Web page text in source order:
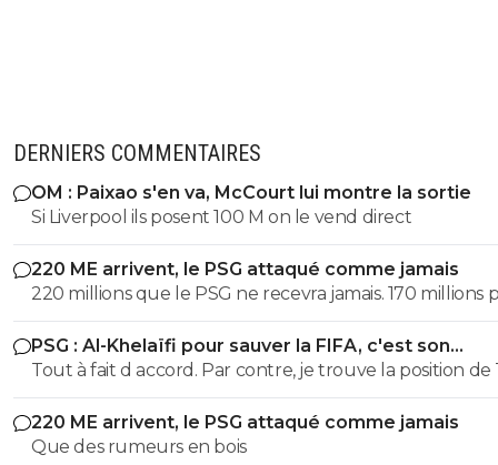
DERNIERS COMMENTAIRES
OM : Paixao s'en va, McCourt lui montre la sortie
Si Liverpool ils posent 100 M on le vend direct
220 ME arrivent, le PSG attaqué comme jamais
220 millions que le PSG ne recevra jamais. 170 millions
Barcola et 50 pour M'Baye... Il ne faut pas prendre ses
pour des réalités. Personne ne payera ce prix pour là
des remplaçants.
PSG : Al-Khelaïfi pour sauver la FIFA, c'est son
cauchemar
Tout à fait d accord. Par contre, je trouve la position de
quelque peu, voir ultra- hypocrite quand il dénonce
football élitiste quand on a des clubs comme le Real, le
Barca et l atletico dans sa ligue, c est grâce à ces clubs
220 ME arrivent, le PSG attaqué comme jamais
Que des rumeurs en bois